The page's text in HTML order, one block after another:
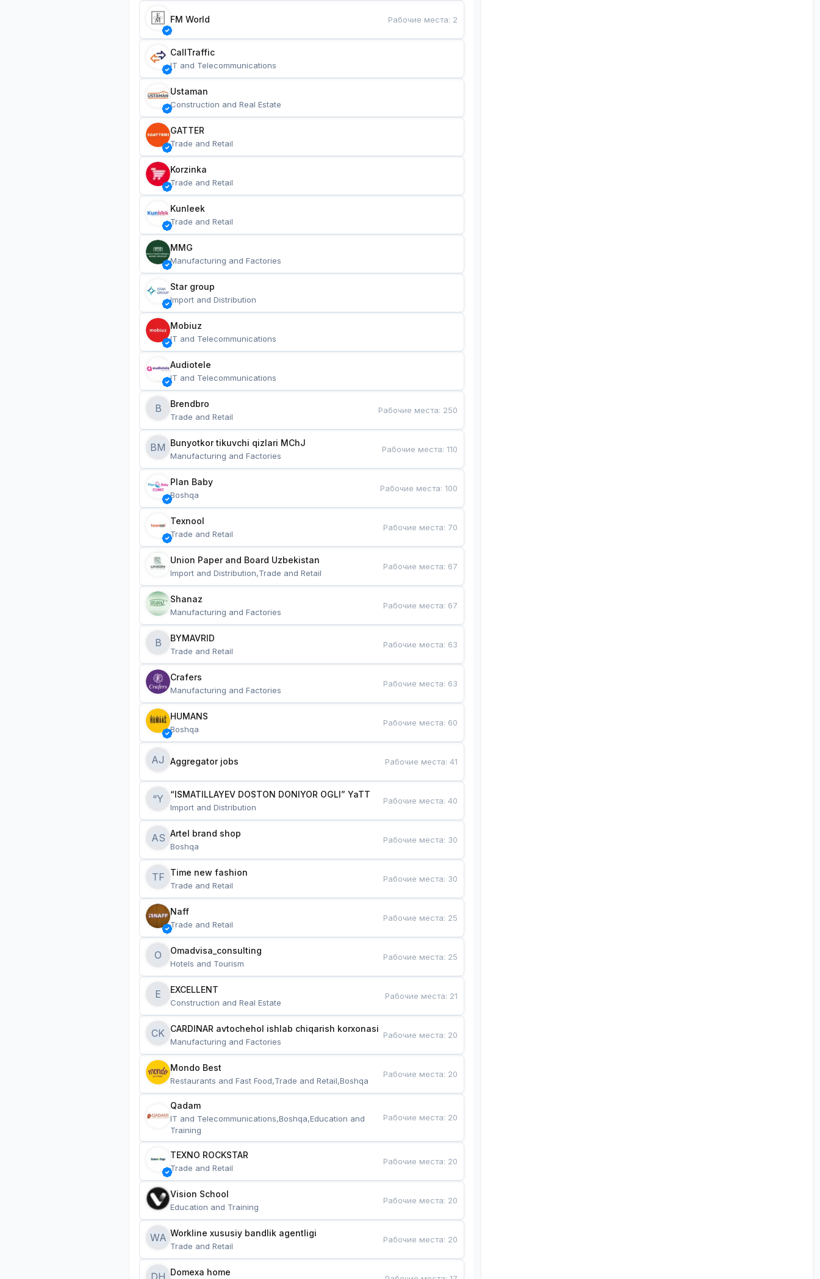
FM World Рабочие места: 2
CallTraffic
IT and Telecommunications
Ustaman
Construction and Real Estate
GATTER
Trade and Retail
Korzinka
Trade and Retail
Kunleek
Trade and Retail
MMG
Manufacturing and Factories
Star group
Import and Distribution
Mobiuz
IT and Telecommunications
Audiotele
IT and Telecommunications
B Brendbro
Trade and Retail
Рабочие места: 250
BM
Manufacturing and Factories
Рабочие места:110
Plan Baby
Boshqa
Рабочие места:100
Texnool
Trade and Retail
Рабочие места: 70
Union Paper and Board Uzbekistan
Import and Distribution,Trade and Retail
Рабочие места: 67
Shanaz
Manufacturing and Factories
Рабочие места: 67
B BYMAVRID
Trade and Retail
Рабочие места: 63
Crafers
Manufacturing and Factories
Рабочие места: 63
HUMANS
Boshqa
Рабочие места: 60
AJ Aggregator jobs Рабочие места:41
“Y “ISMATILLAYEV DOSTON DONIYOR OGLI” YaTT
Import and Distribution
Рабочие места:40
AS Artel brand shop
Boshqa
Рабочие места: 30
TF Time new fashion
Trade and Retail
Рабочие места: 30
Naff
Trade and Retail
Рабочие места: 25
O Omadvisa_consulting
Hotels and Tourism
Рабочие места: 25
E EXCELLENT
Construction and Real Estate
Рабочие места: 21
CK CARDINAR avtochehol ishlab chiqarish korxonasi
Manufacturing and Factories
Рабочие места: 20
Mondo Best
Restaurants and Fast Food,Trade and Retail,Boshqa
Рабочие места: 20
Qadam
IT and Telecommunications,Boshqa,Education and
Training
Рабочие места: 20
TEXNO ROCKSTAR
Trade and Retail
Рабочие места: 20
Vision School
Education and Training
Рабочие места: 20
WA Workline xususiy bandlik agentligi
Trade and Retail
Рабочие места: 20
DH Domexa home